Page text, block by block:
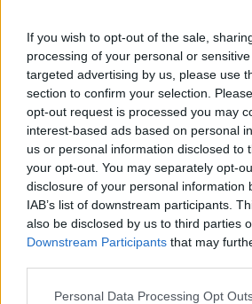
If you wish to opt-out of the sale,
processing of your personal or
targeted advertising by us, please use
section to confirm your selection.
opt-out request is processed you may
interest-based ads based on personal
us or personal information disclosed to
your opt-out. You may separately opt-
disclosure of your personal information
IAB’s list of downstream participants.
also be disclosed by us to third parties
Downstream Participants that may
Personal Data Processing Opt
informuje Aktuálně.cz.
V současnosti vyrábějí proud solární
výkonu asi 650 megawatt, podle
na konci roku okolo 1200 megawattů.
na začátku roku pozastavily
elektráren do sítě. Podle České
asociace se proud ze slunce v ceně
minimálně.
Energetický regulační úřad plánuje,
sdružení nebo ekologické organizace.